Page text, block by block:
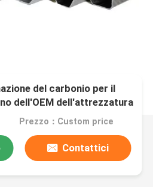
del carbonio per il
dell'OEM dell'attrezzatura
Prezzo：Custom price
Contattici